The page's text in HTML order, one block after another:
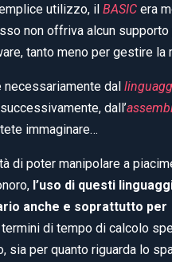
utilizzo, il BASIC era
non offriva alcun supporto
tanto meno per gestire la
necessariamente dal
dall’
immaginare…
di poter manipolare a
l’uso di questi
anche e soprattutto per
termini di tempo di calcolo
sia per quanto riguarda lo